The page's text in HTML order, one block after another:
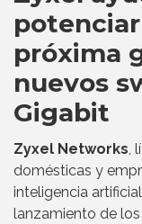
próxima
nuevos
Gigabit
Zyxel Networks,
domésticas y
inteligencia
lanzamiento de